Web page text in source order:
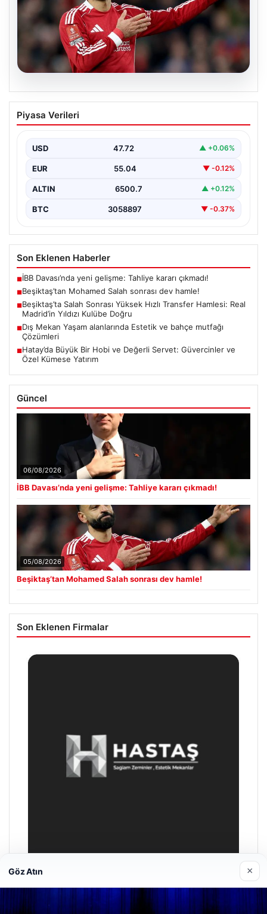
Beşiktaş’tan Mohamed Salah sonrası
dev hamle!
Piyasa Verileri
USD 47.72 ▲ +0.06%
EUR 55.04 ▼ -0.12%
ALTIN 6500.7 ▲ +0.12%
BTC 3058897 ▼ -0.37%
Son Eklenen Haberler
■İBB Davası’nda yeni gelişme: Tahliye kararı çıkmadı!
■Beşiktaş’tan Mohamed Salah sonrası dev hamle!
■Beşiktaş’ta Salah Sonrası Yüksek Hızlı Transfer Hamlesi: Real
Madrid’in Yıldızı Kulübe Doğru
■Dış Mekan Yaşam alanlarında Estetik ve bahçe mutfağı
Çözümleri
■Hatay’da Büyük Bir Hobi ve Değerli Servet: Güvercinler ve
Özel Kümese Yatırım
Güncel
06/08/2026
İBB Davası’nda yeni gelişme: Tahliye kararı çıkmadı!
05/08/2026
Beşiktaş’tan Mohamed Salah sonrası dev hamle!
Son Eklenen Firmalar
Hastaş Beton
26/05/2026
Göz Atın ×